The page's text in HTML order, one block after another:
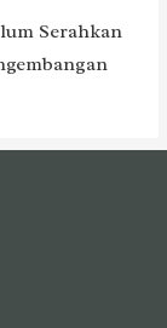
Serahkan